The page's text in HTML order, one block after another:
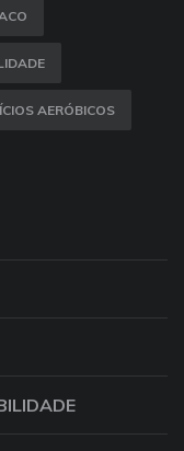
AERÓBICOS